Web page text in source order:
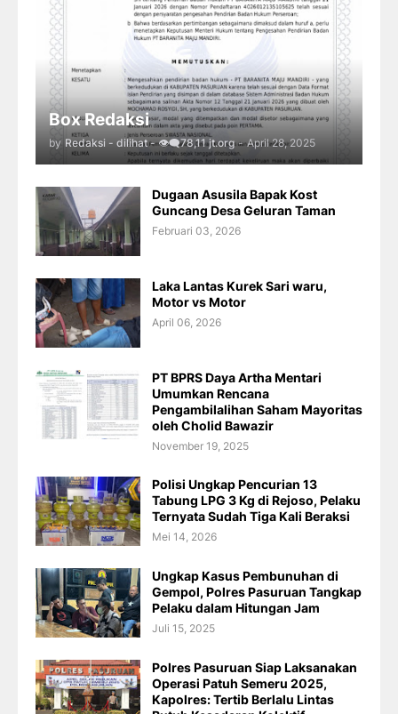
Box Redaksi
by Redaksi - dilihat - 👁️‍🗨️78,11 jt.org - April 28, 2025
Dugaan Asusila Bapak Kost
Guncang Desa Geluran Taman
Februari 03, 2026
Laka Lantas Kurek Sari waru,
Motor vs Motor
April 06, 2026
PT BPRS Daya Artha Mentari
Umumkan Rencana
Pengambilalihan Saham Mayoritas
oleh Cholid Bawazir
November 19, 2025
Polisi Ungkap Pencurian 13
Tabung LPG 3 Kg di Rejoso, Pelaku
Ternyata Sudah Tiga Kali Beraksi
Mei 14, 2026
Ungkap Kasus Pembunuhan di
Gempol, Polres Pasuruan Tangkap
Pelaku dalam Hitungan Jam
Juli 15, 2025
Polres Pasuruan Siap Laksanakan
Operasi Patuh Semeru 2025,
Kapolres: Tertib Berlalu Lintas